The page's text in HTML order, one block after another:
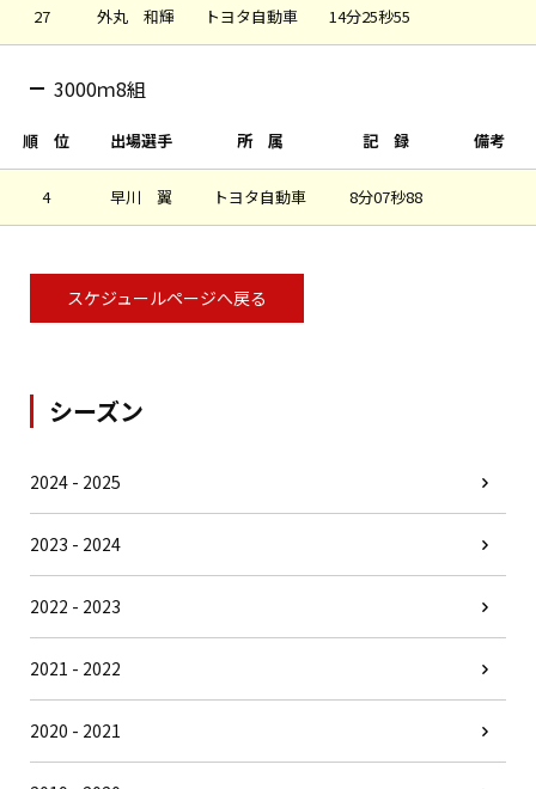
シーズン
2024 - 2025
2023 - 2024
2022 - 2023
2021 - 2022
2020 - 2021
27 外丸 和輝 トヨタ自動車 14分25秒55
3000ｍ8組
順 位 出場選手 所 属 記 録 備考
4 早川 翼 トヨタ自動車 8分07秒88
スケジュールページへ戻る